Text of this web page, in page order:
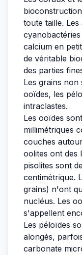
toute taille.
calcium en
de véritable
des parties
Les grains non
ooïdes, les
intraclastes.
Les ooïdes
millimétriques
couches
oolites ont des
pisolites sont
centimétrique.
grains) n'ont
nucléus. Les
s'appellent
Les péloïdes
alongés,
carbonate